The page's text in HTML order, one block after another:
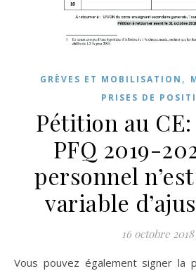
GRÈVES ET MOBILISATION ,
PRISES DE
Pétition au
PFQ 2019-
personnel
variable
16 octobre 2018
Vous pouvez également signer la pétition NON au PFQ